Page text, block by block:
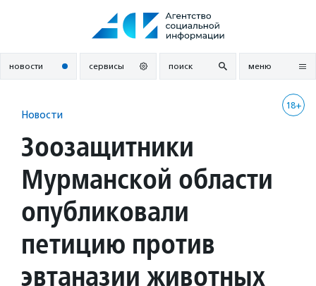
новости сервисы поиск меню
18+
Новости
Зоозащитники
Мурманской области
опубликовали
петицию против
эвтаназии животных